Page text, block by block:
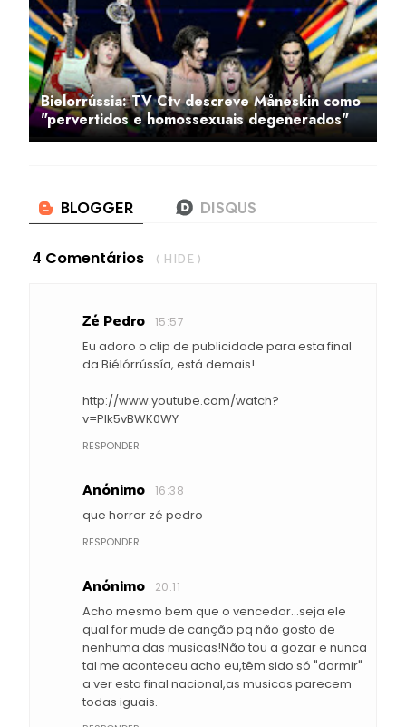
Bielorrússia: TV Ctv descreve Måneskin como
"pervertidos e homossexuais degenerados"
4 Comentários ( HIDE )
Zé Pedro 15:57
Eu adoro o clip de publicidade para esta final
da Biélórrússía, está demais!
http://www.youtube.com/watch?
v=Plk5vBWK0WY
RESPONDER
Anónimo 16:38
que horror zé pedro
RESPONDER
Anónimo 20:11
Acho mesmo bem que o vencedor...seja ele
qual for mude de canção pq não gosto de
nenhuma das musicas!Não tou a gozar e nunca
tal me aconteceu acho eu,têm sido só "dormir"
a ver esta final nacional,as musicas parecem
todas iguais.